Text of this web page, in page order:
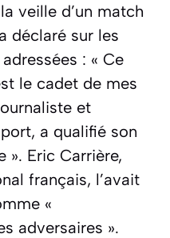
veille d’un match
déclaré sur les
: « Ce
le cadet de mes
et
a qualifié son
». Eric Carrière,
français, l’avait
«
adversaires ».